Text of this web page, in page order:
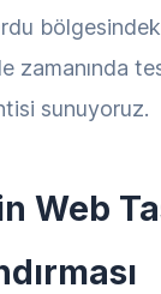
zamanında
sunuyoruz.
Web